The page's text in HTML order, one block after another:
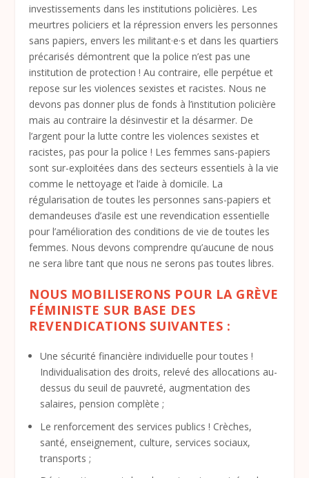
investissements dans les institutions policières. Les
meurtres policiers et la répression envers les personnes
sans papiers, envers les militant·e·s et dans les quartiers
précarisés démontrent que la police n’est pas une
institution de protection ! Au contraire, elle perpétue et
repose sur les violences sexistes et racistes. Nous ne
devons pas donner plus de fonds à l’institution policière
mais au contraire la désinvestir et la désarmer. De
l’argent pour la lutte contre les violences sexistes et
racistes, pas pour la police ! Les femmes sans-papiers
sont sur-exploitées dans des secteurs essentiels à la vie
comme le nettoyage et l’aide à domicile. La
régularisation de toutes les personnes sans-papiers et
demandeuses d’asile est une revendication essentielle
pour l’amélioration des conditions de vie de toutes les
femmes. Nous devons comprendre qu’aucune de nous
ne sera libre tant que nous ne serons pas toutes libres.
NOUS MOBILISERONS POUR LA GRÈVE
FÉMINISTE SUR BASE DES
REVENDICATIONS SUIVANTES :
Une sécurité financière individuelle pour toutes !
Individualisation des droits, relevé des allocations au-
dessus du seuil de pauvreté, augmentation des
salaires, pension complète ;
Le renforcement des services publics ! Crèches,
santé, enseignement, culture, services sociaux,
transports ;